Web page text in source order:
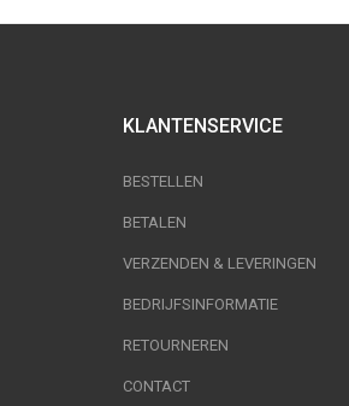
KLANTENSERVICE
BESTELLEN
BETALEN
VERZENDEN & LEVERINGEN
BEDRIJFSINFORMATIE
RETOURNEREN
CONTACT